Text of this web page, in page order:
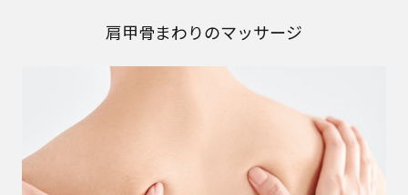
肩甲骨まわりのマッサージ